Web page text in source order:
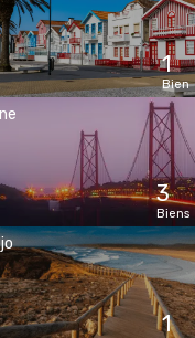
1
Bien
3
Biens
1